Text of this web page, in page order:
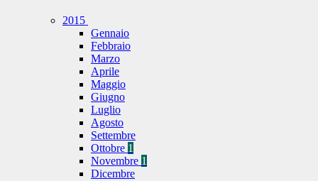
2015
Gennaio
Febbraio
Marzo
Aprile
Maggio
Giugno
Luglio
Agosto
Settembre
Ottobre 1
Novembre 1
Dicembre